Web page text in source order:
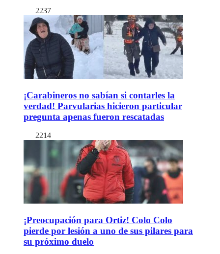
2237
¡Carabineros no sabían si contarles la
verdad! Parvularias hicieron particular
pregunta apenas fueron rescatadas
2214
¡Preocupación para Ortiz! Colo Colo
pierde por lesión a uno de sus pilares para
su próximo duelo